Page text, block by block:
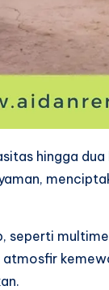
hingga
seperti